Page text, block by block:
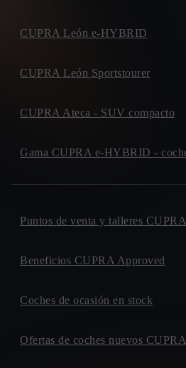
CUPRA León e-HYBRID
CUPRA León Sportstourer
CUPRA Ateca - SUV compacto
Gama CUPRA e-HYBRID -
Puntos de venta y talleres
Beneficios CUPRA Approved
Coches de ocasión en stock
Ofertas de coches nuevos CUPRA